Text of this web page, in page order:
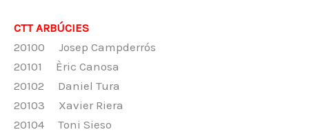
CTT ARBÚCIES
20100 Josep Campderrós
20101 Èric Canosa
20102 Daniel Tura
20103 Xavier Riera
20104 Toni Sieso